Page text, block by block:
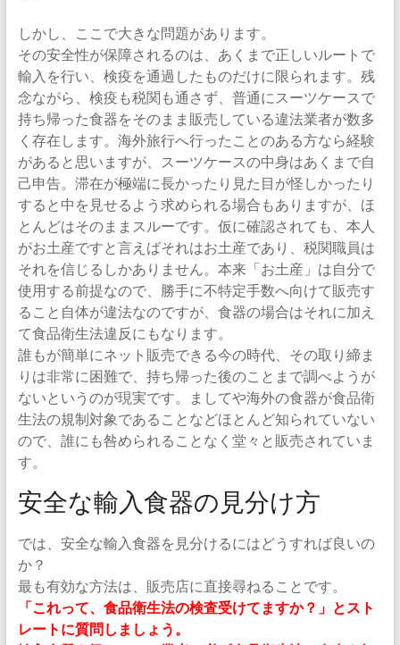
しかし、ここで大きな問題があります。
その安全性が保障されるのは、あくまで正しいルートで
輸入を行い、検疫を通過したものだけに限られます。残
念ながら、検疫も税関も通さず、普通にスーツケースで
持ち帰った食器をそのまま販売している違法業者が数多
く存在します。海外旅行へ行ったことのある方なら経験
があると思いますが、スーツケースの中身はあくまで自
己申告。滞在が極端に長かったり見た目が怪しかったり
すると中を見せるよう求められる場合もありますが、ほ
とんどはそのままスルーです。仮に確認されても、本人
がお土産ですと言えばそれはお土産であり、税関職員は
それを信じるしかありません。本来「お土産」は自分で
使用する前提なので、勝手に不特定手数へ向けて販売す
ること自体が違法なのですが、食器の場合はそれに加え
て食品衛生法違反にもなります。
誰もが簡単にネット販売できる今の時代、その取り締ま
りは非常に困難で、持ち帰った後のことまで調べようが
ないというのが現実です。ましてや海外の食器が食品衛
生法の規制対象であることなどほとんど知られていない
ので、誰にも咎められることなく堂々と販売されていま
す。
安全な輸入食器の見分け方
では、安全な輸入食器を見分けるにはどうすれば良いの
か？
最も有効な方法は、販売店に直接尋ねることです。
「これって、食品衛生法の検査受けてますか？」とスト
レートに質問しましょう。